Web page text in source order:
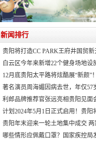
新闻排行
贵阳将打造CC PARK王府井国贸新
白云区今年来新增22个健身场地设
12月底贵阳太平路将炫酷展“新颜”！
著名演员周海媚因病去世，年仅57
利郎品牌推荐官张远亮相贵阳见面
计划2024年5月1日正式启用！贵阳
贵阳年末迎来一轮土地集中成交
哪些情形应佩戴口罩？国家疾控局